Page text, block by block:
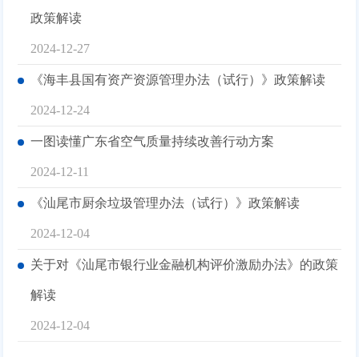
政策解读
2024-12-27
《海丰县国有资产资源管理办法（试行）》政策解读
2024-12-24
一图读懂广东省空气质量持续改善行动方案
2024-12-11
《汕尾市厨余垃圾管理办法（试行）》政策解读
2024-12-04
关于对《汕尾市银行业金融机构评价激励办法》的政策
解读
2024-12-04